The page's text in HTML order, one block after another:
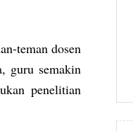
teman dosen
guru semakin
penelitian